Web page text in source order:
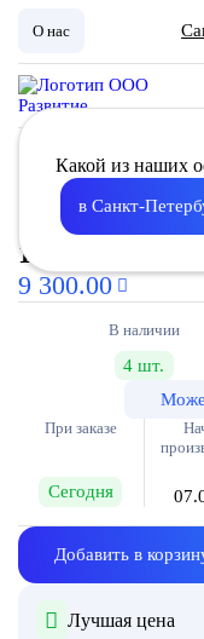
О нас
Какой из наших
в Санкт-
1.5-200 (220В,
9 300.00
В наличии
4 шт.
При заказе
Сегодня
Добавить в
Лучшая цена